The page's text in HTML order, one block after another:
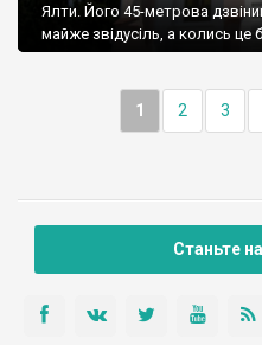
Ялти. Його 45-метрова
майже звідусіль, а колись це
1 2 3
Станьте